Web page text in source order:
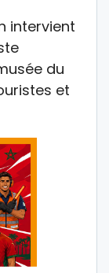
intervient
du
et